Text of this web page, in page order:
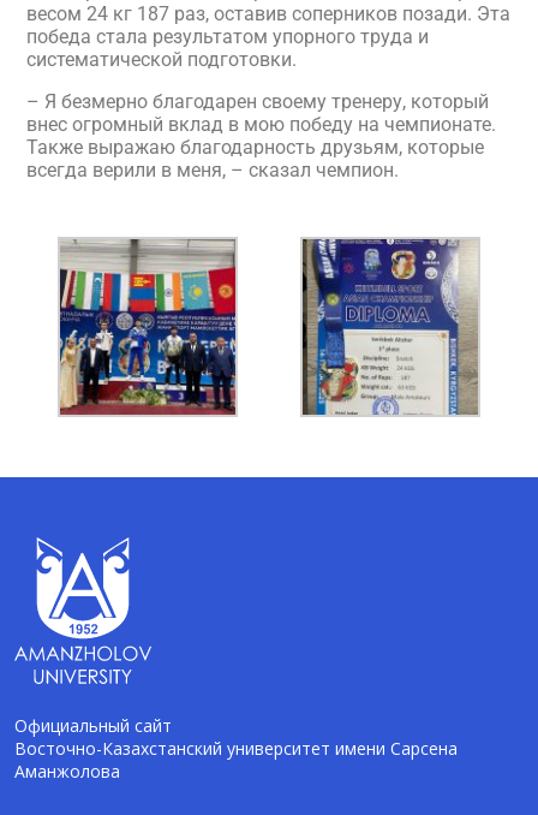
весом 24 кг 187 раз, оставив соперников позади. Эта
победа стала результатом упорного труда и
систематической подготовки.
– Я безмерно благодарен своему тренеру, который
внес огромный вклад в мою победу на чемпионате.
Также выражаю благодарность друзьям, которые
всегда верили в меня, – сказал чемпион.
Официальный сайт
Восточно-Казахстанский университет имени Сарсена
Аманжолова